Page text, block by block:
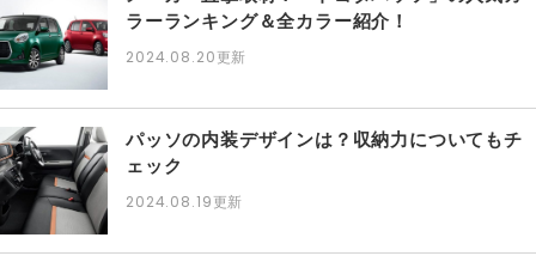
ラーランキング＆全カラー紹介！
2024.08.20更新
パッソの内装デザインは？収納力についてもチ
ェック
2024.08.19更新